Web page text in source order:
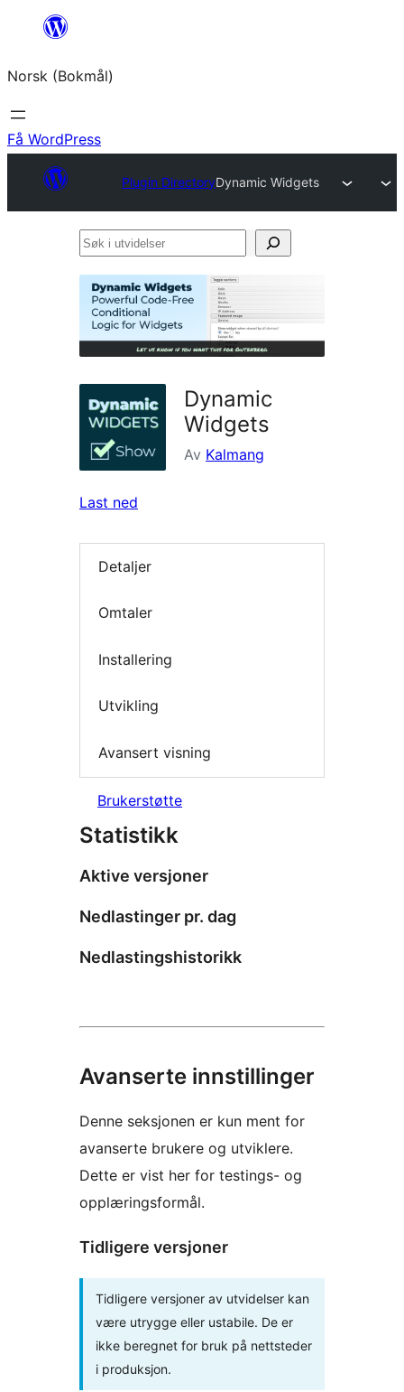
Hopp
innhold
Norsk (Bokmål)
Få WordPress
Plugin DirectoryDynamic Widgets
Søk
utvidelser
Dynamic
Widgets
Av Kalmang
Last ned
Detaljer
Omtaler
Installering
Utvikling
Avansert visning
Brukerstøtte
Statistikk
Aktive versjoner
Nedlastinger pr. dag
Nedlastingshistorikk
Avanserte innstillinger
Denne seksjonen er kun ment for
avanserte brukere og utviklere.
Dette er vist her for testings- og
opplæringsformål.
Tidligere versjoner
Tidligere versjoner av utvidelser kan
være utrygge eller ustabile. De er
ikke beregnet for bruk på nettsteder
i produksjon.